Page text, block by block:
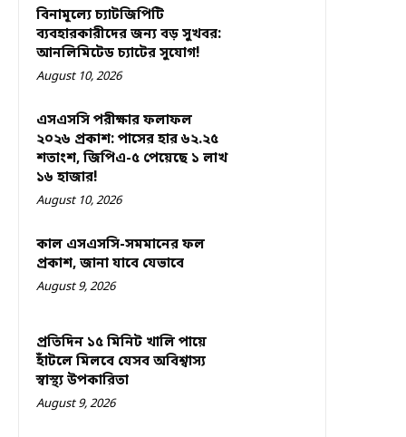
বিনামূল্যে চ্যাটজিপিটি
ব্যবহারকারীদের জন্য বড় সুখবর:
আনলিমিটেড চ্যাটের সুযোগ!
August 10, 2026
এসএসসি পরীক্ষার ফলাফল
২০২৬ প্রকাশ: পাসের হার ৬২.২৫
শতাংশ, জিপিএ-৫ পেয়েছে ১ লাখ
১৬ হাজার!
August 10, 2026
কাল এসএসসি-সমমানের ফল
প্রকাশ, জানা যাবে যেভাবে
August 9, 2026
প্রতিদিন ১৫ মিনিট খালি পায়ে
হাঁটলে মিলবে যেসব অবিশ্বাস্য
স্বাস্থ্য উপকারিতা
August 9, 2026